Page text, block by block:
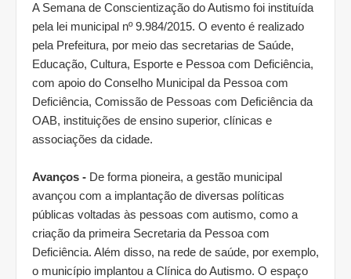
A Semana de Conscientização do Autismo foi instituída
pela lei municipal nº 9.984/2015. O evento é realizado
pela Prefeitura, por meio das secretarias de Saúde,
Educação, Cultura, Esporte e Pessoa com Deficiência,
com apoio do Conselho Municipal da Pessoa com
Deficiência, Comissão de Pessoas com Deficiência da
OAB, instituições de ensino superior, clínicas e
associações da cidade.
Avanços - De forma pioneira, a gestão municipal
avançou com a implantação de diversas políticas
públicas voltadas às pessoas com autismo, como a
criação da primeira Secretaria da Pessoa com
Deficiência. Além disso, na rede de saúde, por exemplo,
o município implantou a Clínica do Autismo. O espaço